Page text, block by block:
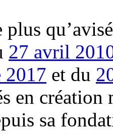
plus
27 avril
2017 et du
en création
sa